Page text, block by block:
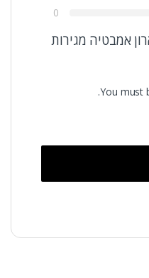
0
אמבטיה מגירות
You must